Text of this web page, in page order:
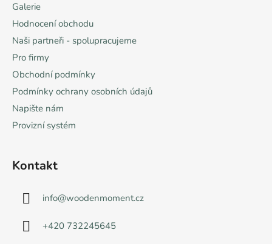
Galerie
Hodnocení obchodu
Naši partneři - spolupracujeme
Pro firmy
Obchodní podmínky
Podmínky ochrany osobních údajů
Napište nám
Provizní systém
Kontakt
info@woodenmoment.cz
+420 732245645